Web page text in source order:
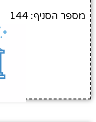
מספר הסניף: 144